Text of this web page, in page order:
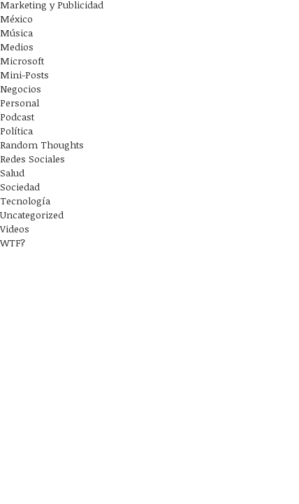
Marketing y Publicidad
México
Música
Medios
Microsoft
Mini-Posts
Negocios
Personal
Podcast
Política
Random Thoughts
Redes Sociales
Salud
Sociedad
Tecnología
Uncategorized
Videos
WTF?